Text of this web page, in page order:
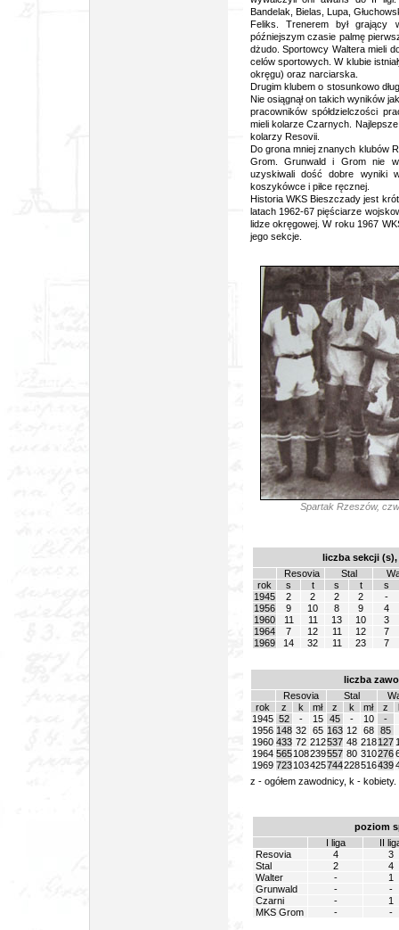
Bandelak, Bielas, Lupa,
Feliks. Trenerem był
późniejszym czasie palmę
dżudo. Sportowcy Waltera mieli
celów sportowych. W klubie
okręgu) oraz narciarska.
Drugim klubem o stosunkowo
Nie osiągnął on takich wyników
pracowników spółdzielczości
mieli kolarze Czarnych.
kolarzy Resovii.
Do grona mniej znanych klubów
Grom. Grunwald i Grom nie
uzyskiwali dość dobre wyniki
koszykówce i piłce ręcznej.
Historia WKS Bieszczady jest
latach 1962-67 pięściarze
lidze okręgowej. W roku 1967
jego sekcje.
Spartak Rzeszów,
liczba sekcji
Resovia
Stal
rok
s t s t
s
1945
2 2 2 2
-
1956
9 10 8 9
4
1960
11 11 13 10
3
1964
7 12 11 12
7
1969
14 32 11 23 7
liczba
Resovia
Stal
rok
z k mł z k mł z
1945 52 - 15 45 - 10
-
1956 148 32 65 163 12 68
85
1960 433 72 212537 48 218 127
1964 565 108239557 80 310276
1969 723 103425744228516439
z - ogółem zawodnicy, k - kobiety.
poziom
I liga
II
Resovia
4
3
Stal
2
4
Walter
-
1
Grunwald
-
-
Czarni
-
1
MKS Grom
- -